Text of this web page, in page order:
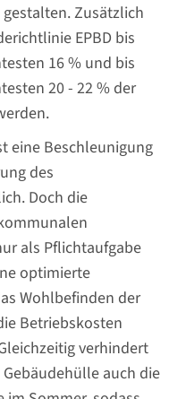
Zusätzlich
EPBD bis
16 % und bis
20 - 22 % der
eine Beschleunigung
des
Doch die
als Pflichtaufgabe
optimierte
Wohlbefinden der
Betriebskosten
verhindert
auch die